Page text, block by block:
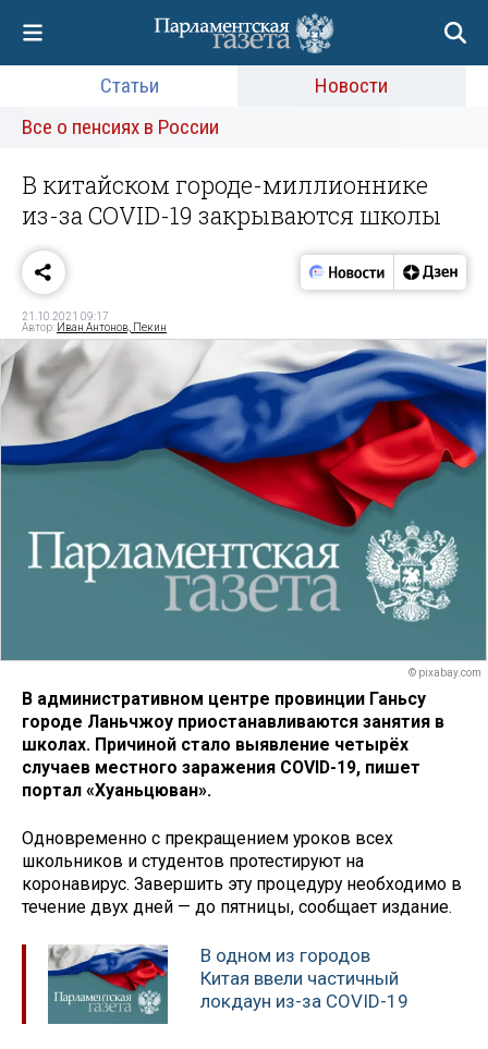
Статьи
Новости
Все о пенсиях в России
В китайском городе-миллионнике
из-за COVID-19 закрываются школы
21.10.2021 09:17
Автор: Иван Антонов, Пекин
© pixabay.com
В административном центре провинции Ганьсу
городе Ланьчжоу приостанавливаются занятия в
школах. Причиной стало выявление четырёх
случаев местного заражения COVID-19, пишет
портал «Хуаньцюван».
Одновременно с прекращением уроков всех
школьников и студентов протестируют на
коронавирус. Завершить эту процедуру необходимо в
течение двух дней — до пятницы, сообщает издание.
В одном из городов
Китая ввели частичный
локдаун из-за COVID-19